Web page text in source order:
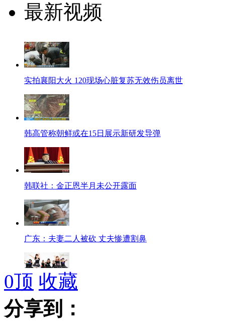
最新视频
实拍襄阳大火 120现场心脏复苏无效伤员离世
韩高管称朝鲜或在15日展示新研发导弹
韩联社：金正恩半月未公开露面
广东：夫妻二人被砍 丈夫惨遭割鼻
少女团蕾丝短裙长靴秀热舞
0顶 收藏
分享到：